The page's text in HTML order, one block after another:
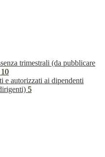
trimestrali (da pubblicare
10
e autorizzati ai dipendenti
5